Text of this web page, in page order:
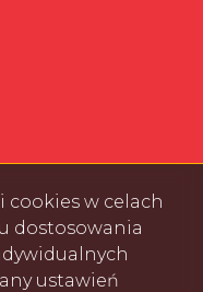
cookies w celach
dostosowania
ustawień